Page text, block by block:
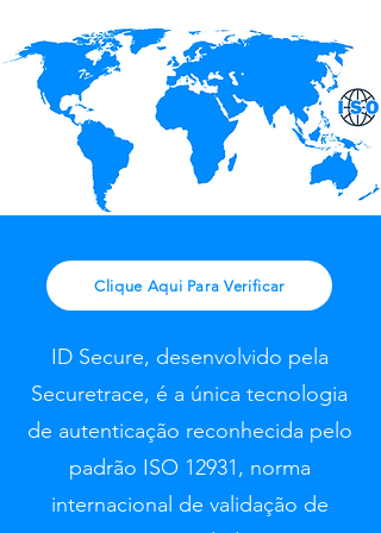
Clique Aqui Para Verificar
ID Secure, desenvolvido pela
Securetrace, é a única tecnologia
de autenticação reconhecida pelo
padrão ISO 12931, norma
internacional de validação de